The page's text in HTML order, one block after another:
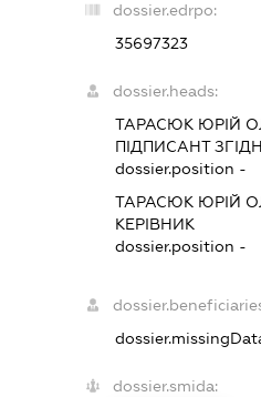
dossier.edrpo:
35697323
dossier.heads:
ТАРАСЮК ЮРІЙ
ПІДПИСАНТ
dossier.position -
ТАРАСЮК ЮРІЙ
КЕРІВНИК
dossier.position -
dossier.smida: